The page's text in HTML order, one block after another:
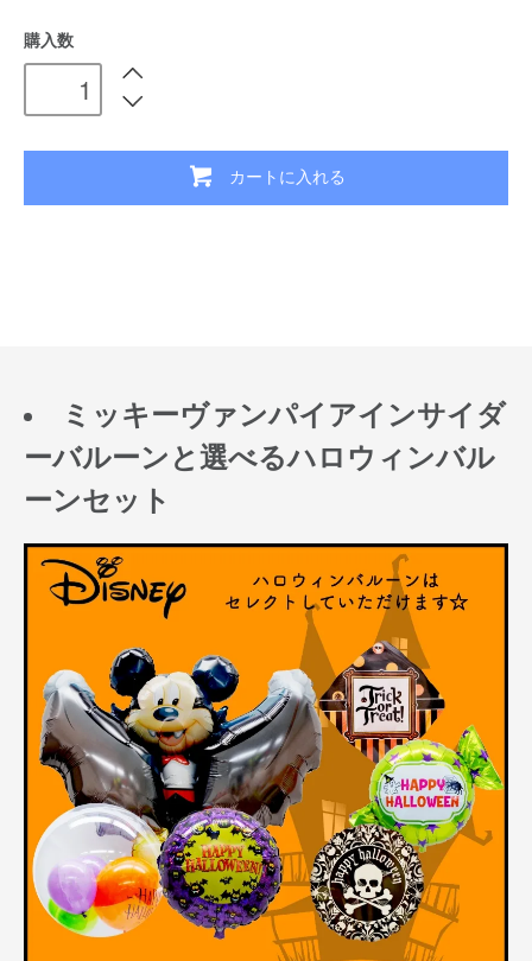
購入数
カートに入れる
ミッキーヴァンパイアインサイダ
ーバルーンと選べるハロウィンバル
ーンセット